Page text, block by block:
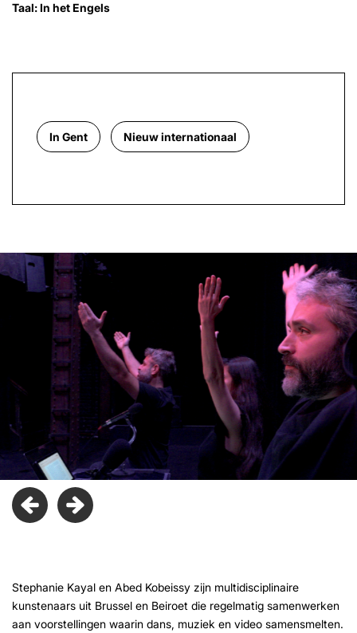
Taal: In het Engels
In Gent Nieuw internationaal
Overslaan
Stephanie Kayal en Abed Kobeissy zijn multidisciplinaire
kunstenaars uit Brussel en Beiroet die regelmatig samenwerken
aan voorstellingen waarin dans, muziek en video samensmelten.